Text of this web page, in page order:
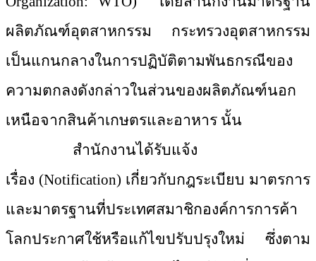
ผลิตภัณฑ์อุตสาหกรรม กระทรวงอุตสาหกรรม
เป็นแกนกลางในการปฏิบัติตามพันธกรณีของ
ความตกลงดังกล่าวในส่วนของผลิตภัณฑ์นอก
เหนือจากสินค้าเกษตรและอาหาร นั้น
สำนักงานได้รับแจ้ง
เรื่อง (Notification) เกี่ยวกับกฎระเบียบ มาตรการ
และมาตรฐานที่ประเทศสมาชิกองค์การการค้า
โลกประกาศใช้หรือแก้ไขปรับปรุงใหม่ ซึ่งตาม